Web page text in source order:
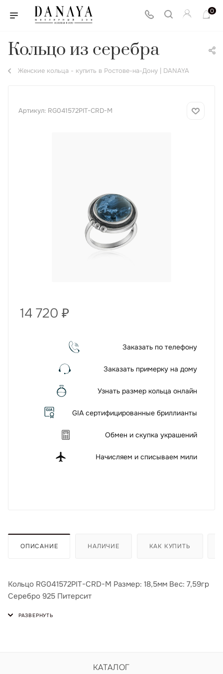
0
Кольцо из серебра
Женские кольца - купить в Ростове-на-Дону | DANAYA
Артикул: RG041572PIT-CRD-M
14 720 ₽
Заказать по телефону
Заказать примерку на дому
Узнать размер кольца онлайн
GIA сертифицированные бриллианты
Обмен и скупка украшений
Начисляем и списываем мили
ОПИСАНИЕ НАЛИЧИЕ КАК КУПИТЬ
Кольцо RG041572PIT-CRD-M Размер: 18,5мм Вес: 7,59гр
Серебро 925 Питерсит
КАТАЛОГ